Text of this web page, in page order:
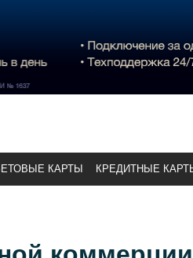
КАРТЫ КРЕДИТНЫЕ